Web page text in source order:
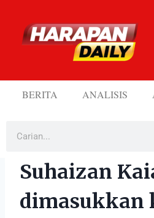
BERITA ANALISIS
Suhaizan
dimasukkan